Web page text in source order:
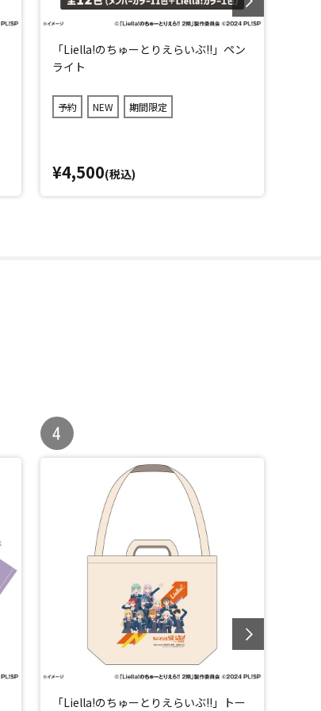
「Liella!のちゅーとりえらいぶ!!」ペン
ライト
予約 NEW 期間限定
¥4,500(税込)
「Liella!のちゅーとりえらいぶ!!」トー